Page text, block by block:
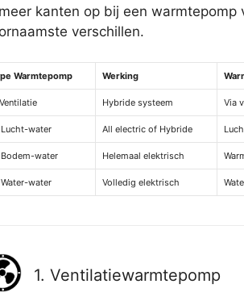
kanten op bij een
verschillen.
Warmtepomp Werking
Hybride systeem Via
water All electric of Hybride
water Helemaal elektrisch
water Volledig elektrisch
1. Ventilatiewarmtepomp